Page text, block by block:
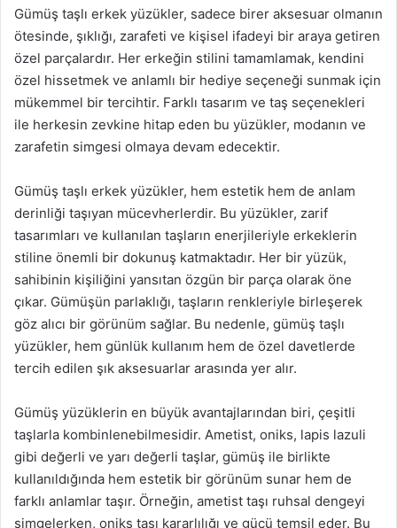
Gümüş taşlı erkek yüzükler, sadece birer aksesuar olmanın
ötesinde, şıklığı, zarafeti ve kişisel ifadeyi bir araya getiren
özel parçalardır. Her erkeğin stilini tamamlamak, kendini
özel hissetmek ve anlamlı bir hediye seçeneği sunmak için
mükemmel bir tercihtir. Farklı tasarım ve taş seçenekleri
ile herkesin zevkine hitap eden bu yüzükler, modanın ve
zarafetin simgesi olmaya devam edecektir.
Gümüş taşlı erkek yüzükler, hem estetik hem de anlam
derinliği taşıyan mücevherlerdir. Bu yüzükler, zarif
tasarımları ve kullanılan taşların enerjileriyle erkeklerin
stiline önemli bir dokunuş katmaktadır. Her bir yüzük,
sahibinin kişiliğini yansıtan özgün bir parça olarak öne
çıkar. Gümüşün parlaklığı, taşların renkleriyle birleşerek
göz alıcı bir görünüm sağlar. Bu nedenle, gümüş taşlı
yüzükler, hem günlük kullanım hem de özel davetlerde
tercih edilen şık aksesuarlar arasında yer alır.
Gümüş yüzüklerin en büyük avantajlarından biri, çeşitli
taşlarla kombinlenebilmesidir. Ametist, oniks, lapis lazuli
gibi değerli ve yarı değerli taşlar, gümüş ile birlikte
kullanıldığında hem estetik bir görünüm sunar hem de
farklı anlamlar taşır. Örneğin, ametist taşı ruhsal dengeyi
simgelerken, oniks taşı kararlılığı ve gücü temsil eder. Bu